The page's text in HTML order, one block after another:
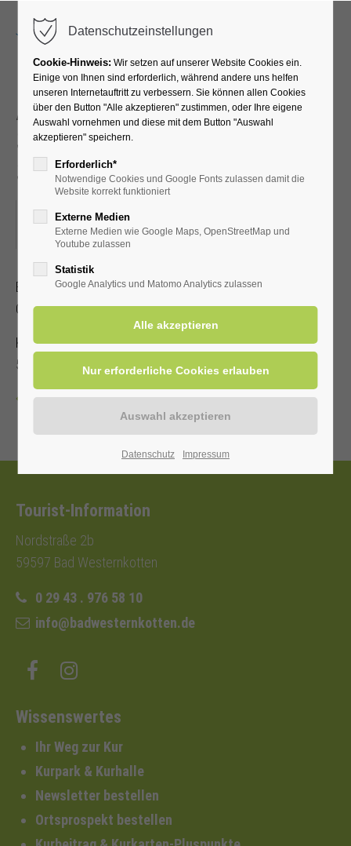
Akupressur –
Selbstbehandlung bei
Schmerzen
26.03.2024, 15:30–16:30
ORT: KURHALLE
Erlernen Sie die Selbstakupressur zur Linderung von Kopf-,
Gelenk- und Muskelschmerzen.
Kostenbeitrag mit gültiger Kur-/Einwohnerkarte 2,00 €, ohne
5,00 €.
Zurück
Tourist-Information
Nordstraße 2b
59597 Bad Westernkotten
0 29 43 . 976 58 10
info@badwesternkotten.de
Wissenswertes
Ihr Weg zur Kur
Kurpark & Kurhalle
Newsletter bestellen
Ortsprospekt bestellen
Datenschutzeinstellungen
Cookie-Hinweis: Wir setzen auf unserer Website Cookies ein.
Einige von Ihnen sind erforderlich, während andere uns helfen
unseren Internetauftritt zu verbessern. Sie können allen Cookies
über den Button "Alle akzeptieren" zustimmen, oder Ihre eigene
Auswahl vornehmen und diese mit dem Button "Auswahl
akzeptieren" speichern.
Erforderlich*
Notwendige Cookies und Google Fonts zulassen damit die
Website korrekt funktioniert
Externe Medien
Externe Medien wie Google Maps, OpenStreetMap und
Youtube zulassen
Statistik
Google Analytics und Matomo Analytics zulassen
Datenschutz Impressum